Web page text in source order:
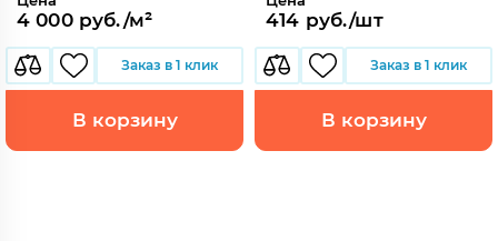
4 000 руб./м²
Заказ в 1 клик
В корзину
414 руб./шт
Заказ в 1 клик
В корзину